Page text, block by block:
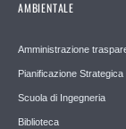
AMBIENTALE
Amministrazione
Pianificazione Strategica
Scuola di Ingegneria
Biblioteca